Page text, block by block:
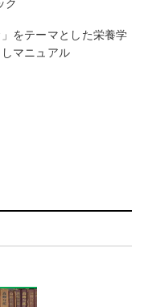
ク
をテーマとした栄養学
マニュアル